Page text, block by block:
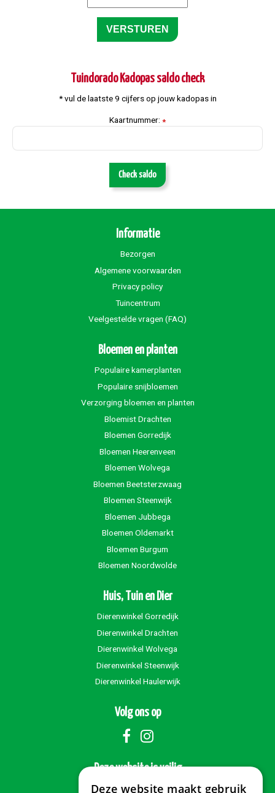
Tuindorado Kadopas saldo check
* vul de laatste 9 cijfers op jouw kadopas in
Kaartnummer: *
Check saldo
Informatie
Bezorgen
Algemene voorwaarden
Privacy policy
Tuincentrum
Veelgestelde vragen (FAQ)
Bloemen en planten
Populaire kamerplanten
Populaire snijbloemen
Verzorging bloemen en planten
Bloemist Drachten
Bloemen Gorredijk
Bloemen Heerenveen
Bloemen Wolvega
Bloemen Beetsterzwaag
Bloemen Steenwijk
Bloemen Jubbega
Bloemen Oldemarkt
Bloemen Burgum
Bloemen Noordwolde
Huis, Tuin en Dier
Dierenwinkel Gorredijk
Dierenwinkel Drachten
Dierenwinkel Wolvega
Dierenwinkel Steenwijk
Dierenwinkel Haulerwijk
Volg ons op
Deze website is veilig
Deze website maakt gebruik